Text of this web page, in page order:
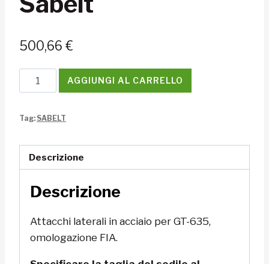
500,66 €
Coppia
attacchi
GT-
Sabelt
quantità
AGGIUNGI AL CARRELLO
Tag: SABELT
Descrizione
Descrizione
Attacchi laterali in acciaio per GT-635,
omologazione FIA.